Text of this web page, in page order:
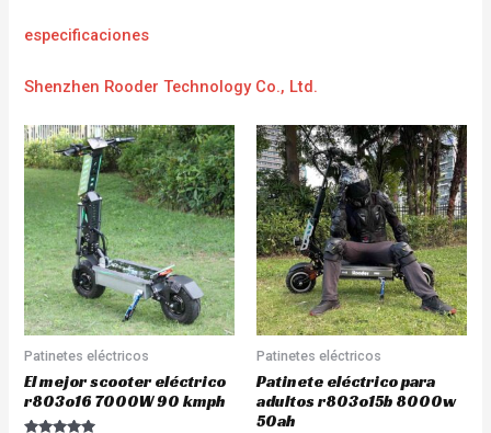
especificaciones
Shenzhen Rooder Technology Co., Ltd.
Patinetes eléctricos
El mejor scooter eléctrico
r803o16 7000W 90 kmph
Patinetes eléctricos
Patinete eléctrico para
adultos r803o15b 8000w
50ah